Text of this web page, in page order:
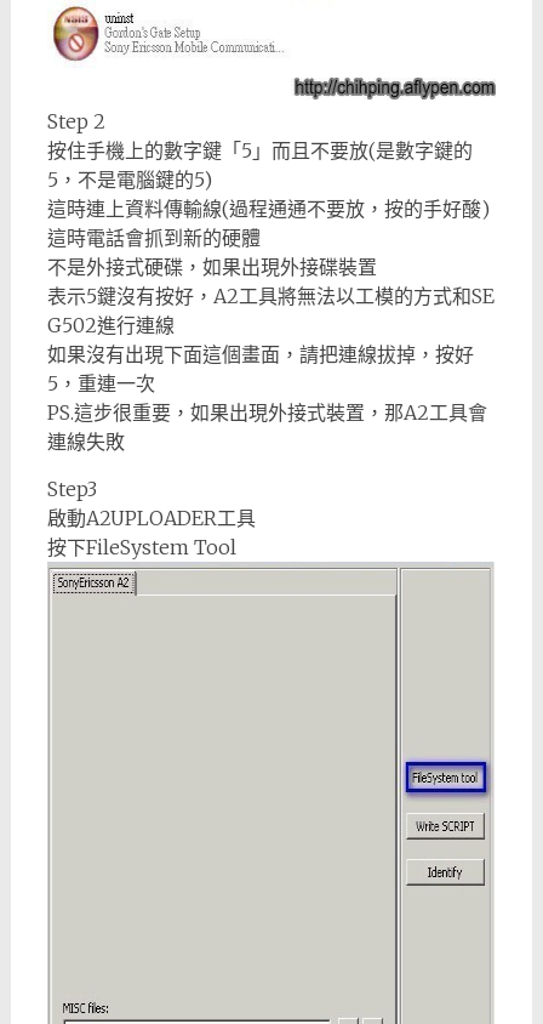
Step 2
按住手機上的數字鍵「5」而且不要放(是數字鍵的
5，不是電腦鍵的5)
這時連上資料傳輸線(過程通通不要放，按的手好酸)
這時電話會抓到新的硬體
不是外接式硬碟，如果出現外接碟裝置
表示5鍵沒有按好，A2工具將無法以工模的方式和SE
G502進行連線
如果沒有出現下面這個畫面，請把連線拔掉，按好
5，重連一次
PS.這步很重要，如果出現外接式裝置，那A2工具會
連線失敗
Step3
啟動A2UPLOADER工具
按下FileSystem Tool